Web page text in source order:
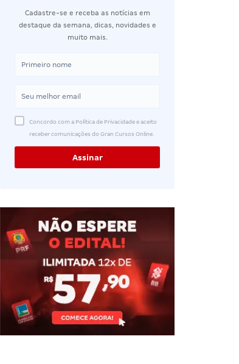
Cadastre-se e receba as notícias em
destaque da semana, dicas, novidades e
muito mais.
Concordo com a Política de Privacidade e aceito
receber comunicações do Gran Cursos Online.